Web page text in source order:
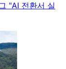
"AI 전환서 실